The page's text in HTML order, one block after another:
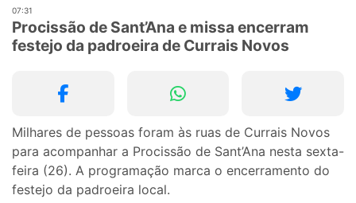
07:31
Procissão de Sant’Ana e missa encerram
festejo da padroeira de Currais Novos
Milhares de pessoas foram às ruas de Currais Novos
para acompanhar a Procissão de Sant’Ana nesta sexta-
feira (26). A programação marca o encerramento do
festejo da padroeira local.